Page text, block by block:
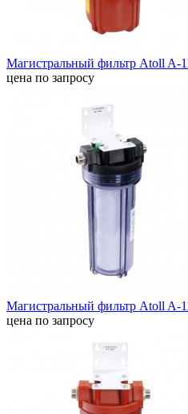
Магистральный фильтр Atoll A-
цена по запросу
Магистральный фильтр Atoll A-
цена по запросу